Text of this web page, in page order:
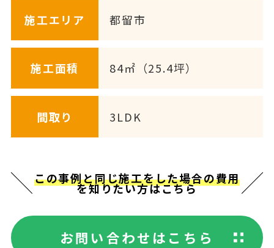
施工エリア 都留市
施工面積 84㎡（25.4坪）
間取り 3LDK
この事例と同じ施工をした場合の費用
を知りたい方はこちら
お問い合わせはこちら